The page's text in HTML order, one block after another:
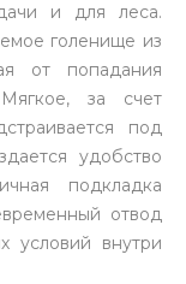
и для леса.
голенище из
от попадания
за счет
под
удобство
подкладка
отвод
условий внутри